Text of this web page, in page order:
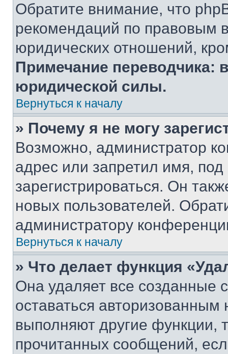
Обратите внимание, что
рекомендаций по правовым
юридических отношений,
Примечание переводчика:
юридической силы.
Вернуться к началу
» Почему я не могу
Возможно, администратор
адрес или запретил имя,
зарегистрироваться. Он
новых пользователей.
администратору
Вернуться к началу
» Что делает функция
Она удаляет все созданные
оставаться
выполняют другие функции,
прочитанных сообщений,